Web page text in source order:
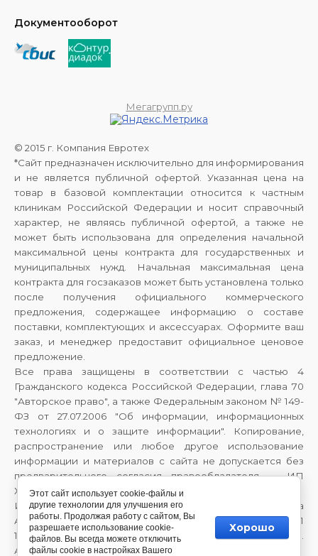
Документооборот
Мегагрупп.ру
© 2015 г. Компания Евротех
*Сайт предназначен исключительно для информирования
и не является публичной офертой. Указанная цена на
товар в базовой комплектации относится к частным
клиникам Российской Федерации и носит справочный
характер, не являясь публичной офертой, а также не
может быть использована для определения начальной
максимальной цены контракта для государственных и
муниципальных нужд. Начальная максимальная цена
контракта для госзаказов может быть установлена только
после получения официального коммерческого
предложения, содержащее информацию о составе
поставки, комплектующих и аксессуарах. Оформите ваш
заказ, и менеджер предоставит официальное ценовое
предложение.
Все права защищены в соответствии с частью 4
Гражданского кодекса Российской Федерации, глава 70
"Авторское право", а также Федеральным законом № 149-
ФЗ от 27.07.2006 "Об информации, информационных
технологиях и о защите информации". Копирование,
распространение или любое другое использование
информации и материалов с сайта не допускается без
предварительного согласия правообладателя — ИП
Хайрулина Галина Александровна.
Индивидуальный предприниматель Хайрулина Галина
Александровна, ИНН 710708063370, ОГРНИП
1147746983603, 143909, Московская обл., г. Балашиха, мкр.
Авиаторов, ул. Летная, д.2, кв. 89
Этот сайт использует cookie-файлы и
другие технологии для улучшения его
работы. Продолжая работу с сайтом, Вы
разрешаете использование cookie-
файлов. Вы всегда можете отключить
файлы cookie в настройках Вашего
Хорошо